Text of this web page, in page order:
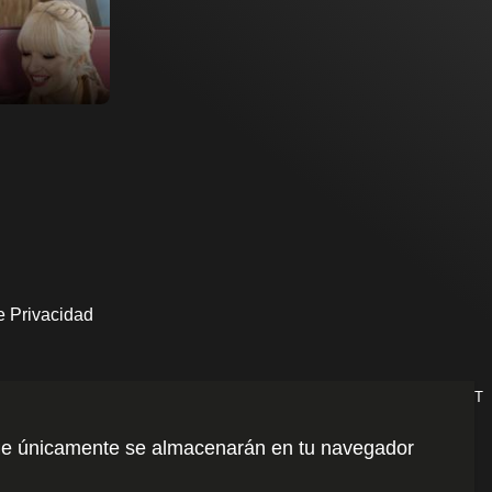
Página de detalles
Privacidad
Plataforma OTT
únicamente se almacenarán en tu navegador